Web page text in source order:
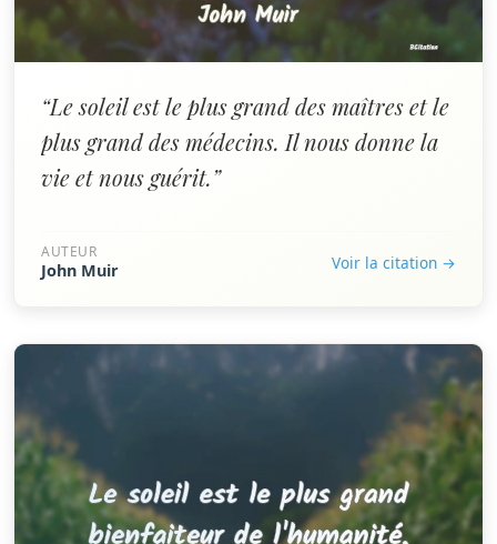
“Le soleil est le plus grand des maîtres et le
plus grand des médecins. Il nous donne la
vie et nous guérit.”
AUTEUR
John Muir Voir la citation →